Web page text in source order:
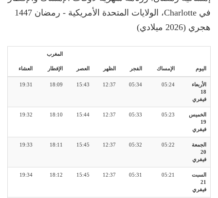
في Charlotte، الولايات المتحدة الأمريكية - رمضان 1447
هجري (2026 ميلادي)
اليوم الإمساك الفجر الظهر العصر
المغرب
الإفطار العشاء
الأربعاء
18
فيفري
05:24
05:34
12:37
15:43
18:09
19:31
الخميس
19
فيفري
05:23
05:33
12:37
15:44
18:10
19:32
الجمعة
20
فيفري
05:22
05:32
12:37
15:45
18:11
19:33
السبت
21
فيفري
05:21
05:31
12:37
15:45
18:12
19:34